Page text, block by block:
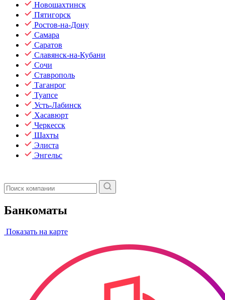
Новошахтинск
Пятигорск
Ростов-на-Дону
Самара
Саратов
Славянск-на-Кубани
Сочи
Ставрополь
Таганрог
Туапсе
Усть-Лабинск
Хасавюрт
Черкесск
Шахты
Элиста
Энгельс
Банкоматы
Показать на карте